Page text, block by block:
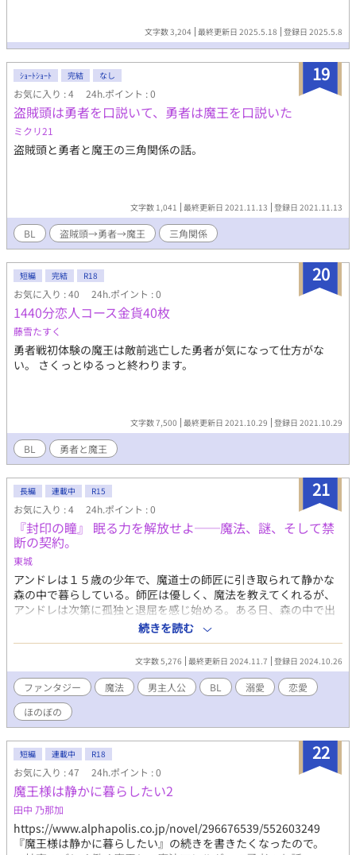
文字数 3,204 最終更新日 2025.5.18 登録日 2025.5.8
19
ｼｮｰﾄｼｮｰﾄ 完結 なし
お気に入り : 4 24h.ポイント : 0
盗賊頭は勇者を口説いて、勇者は魔王を口説いた
ミクリ21
盗賊頭と勇者と魔王の三角関係の話。
文字数 1,041 最終更新日 2021.11.13 登録日 2021.11.13
BL 盗賊頭→勇者→魔王 三角関係
20
短編 完結 R18
お気に入り : 40 24h.ポイント : 0
1440分恋人コース金貨40枚
藤雪たすく
勇者戦初体験の魔王は敵前逃亡した勇者が気になって仕方がな
い。 さくっとゆるっと終わります。
文字数 7,500 最終更新日 2021.10.29 登録日 2021.10.29
BL 勇者と魔王
21
長編 連載中 R15
お気に入り : 4 24h.ポイント : 0
『封印の瞳』 眠る力を解放せよ──魔法、謎、そして禁
断の契約。
東城
アンドレは１５歳の少年で、魔道士の師匠に引き取られて静かな
森の中で暮らしている。師匠は優しく、魔法を教えてくれるが、
アンドレは次第に孤独と退屈を感じ始める。ある日、森の中で出
会った謎の僧侶から、焼き菓子をもらったことで好奇心を抱き、
僧侶に道案内を申し出る。だが、その僧侶が結界を破って森に入
ってきたことが、アンドレの運命を大きく変えるきっかけとな
る。 師匠が守る結界を破ることができる謎の僧侶は、実はかつて
勇者と魔王を討伐した伝説の人物だった。アンドレの目には不思
議なルーン文字が刻まれており、その封印の秘密を解き明かすた
めに、僧侶に相談することになる。封印された文字は、ただの魔
法ではなく、アンドレの中に眠る強力な力を抑える「契約」の証
だった。
続きを読む
文字数 5,276 最終更新日 2024.11.7 登録日 2024.10.26
ファンタジー 魔法 男主人公 BL 溺愛
恋愛
ほのぼの
22
短編 連載中 R18
お気に入り : 47 24h.ポイント : 0
魔王様は静かに暮らしたい2
田中 乃那加
https://www.alphapolis.co.jp/novel/296676539/552603249
『魔王様は静かに暮らしたい』の続きを書きたくなったので。